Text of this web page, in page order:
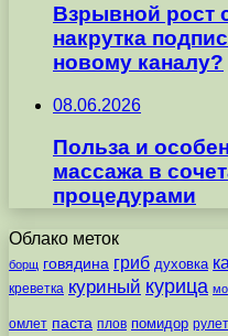
Взрывной рост
накрутка
новому каналу?
08.06.2026
Польза и
массажа в
процедурами
Облако меток
борщ говядина гриб духовка
креветка куриный курица
омлет паста плов помидор рулет